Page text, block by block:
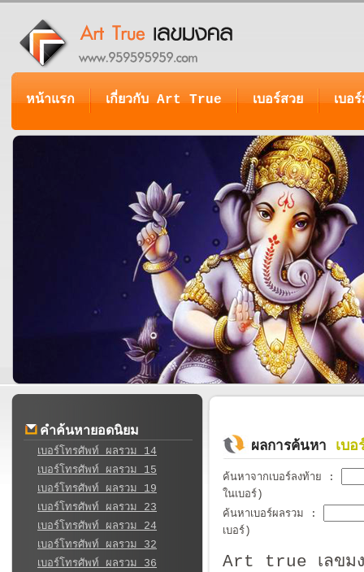
หน้าแรก เกี่ยวกับ Art True เบอร์สวย เบอ
คำค้นหายอดนิยม
เบอร์โทรศัพท์ ผลรวม 14
เบอร์โทรศัพท์ ผลรวม 15
เบอร์โทรศัพท์ ผลรวม 19
เบอร์โทรศัพท์ ผลรวม 23
เบอร์โทรศัพท์ ผลรวม 24
เบอร์โทรศัพท์ ผลรวม 32
เบอร์โทรศัพท์ ผลรวม 36
ผลการค้นหา เบ
ค้นหาจากเบอร์ลงท้าย
:
ในเบอร์)
ค้นหาเบอร์ผลรวม
:
เบอร์)
Art true เลขมงค